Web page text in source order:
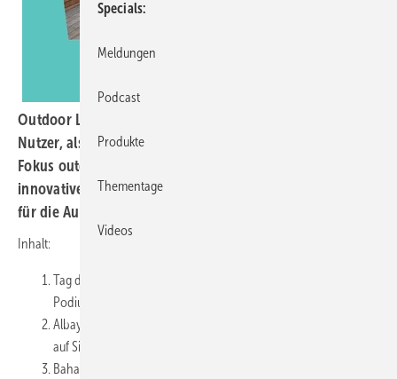
Outdoor Living stellt viele Herausforderungen sowohl an
Nutzer, als auch an die Hersteller. Im neuen GLASWELT
Fokus outdoor erfahren Sie viele Neuigkeiten über
innovative Produkte und maßgeschneiderte Lösungen
für die Aussengastronomie.
Inhalt:
Tag der Gastronomie auf der R+T Digital mit hochkarätiger
Podiumsdiskussion - Lösungen für die Außengastronomie
Albayrak wird in Deutschland aktiver - Bioklimatisch und voll
auf Sicherheit getrimmt
Bahama erwartet Produktpalette - Freiarmschirm Jumbrella
Specials
Meldungen
Podcast
Produkte
Thementage
Videos